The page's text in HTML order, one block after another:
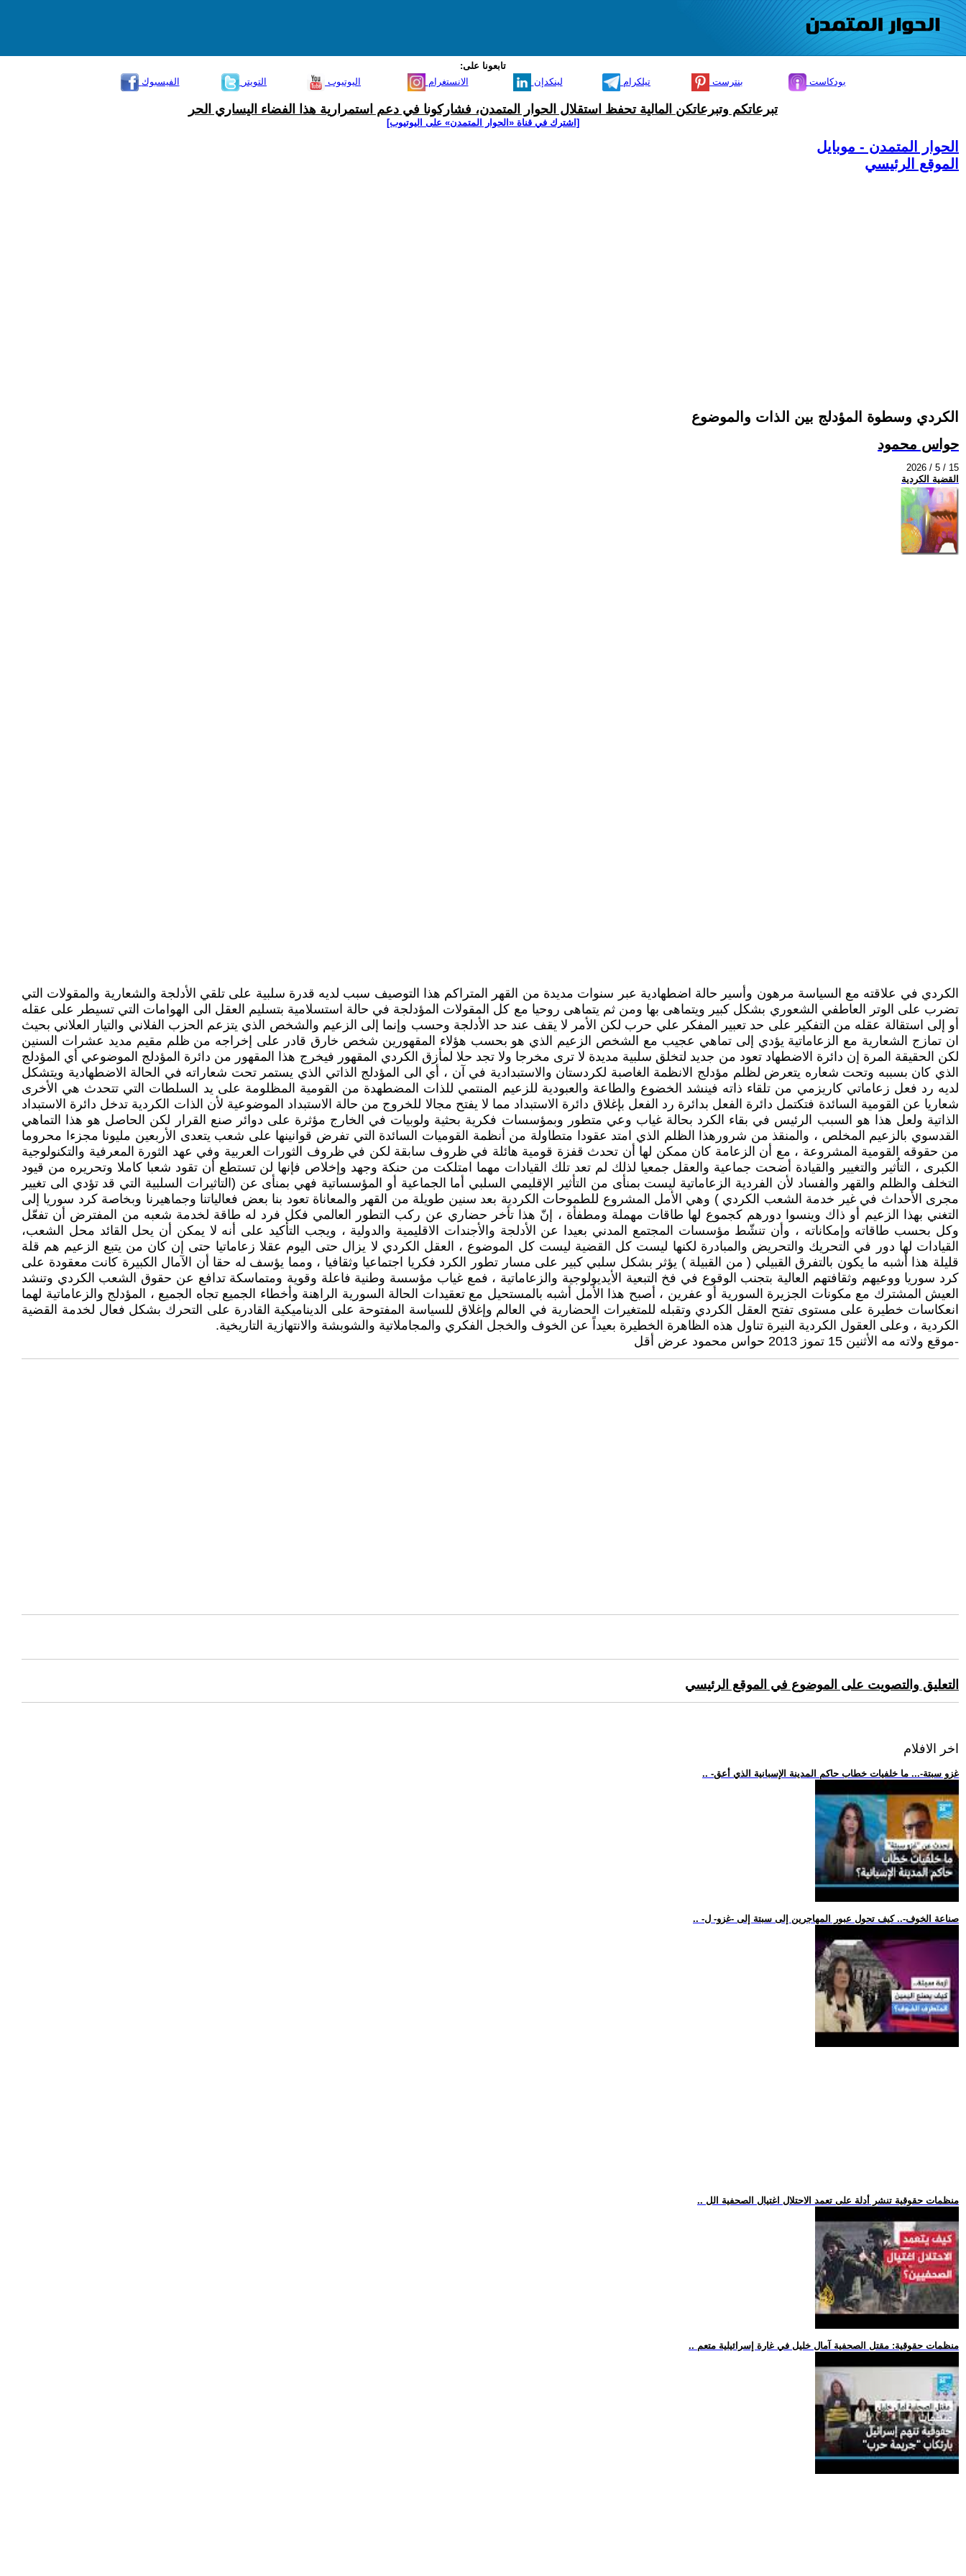
تابعونا على:
الفيسبوك
التويتر اليوتيوب الانستغرام لينكدإن تيلكرام بنترست بودكاست
تبرعاتكم وتبرعاتكن المالية تحفظ استقلال الحوار المتمدن، فشاركونا في دعم استمرارية هذا الفضاء اليساري الحر
[اشترك في قناة ‫«الحوار المتمدن» على اليوتيوب]
الحوار المتمدن - موبايل
الموقع الرئيسي
الكردي وسطوة المؤدلج بين الذات والموضوع
حواس محمود
2026 / 5 / 15
القضية الكردية
الكردي في علاقته مع السياسة مرهون وأسير حالة اضطهادية عبر سنوات مديدة من القهر المتراكم هذا التوصيف سبب لديه قدرة سلبية على تلقي الأدلجة والشعارية والمقولات التي
تضرب على الوتر العاطفي الشعوري بشكل كبير ويتماهى بها ومن ثم يتماهى روحيا مع كل المقولات المؤدلجة في حالة استسلامية بتسليم العقل الى الهوامات التي تسيطر على عقله
أو إلى استقالة عقله من التفكير على حد تعبير المفكر علي حرب لكن الأمر لا يقف عند حد الأدلجة وحسب وإنما إلى الزعيم والشخص الذي يتزعم الحزب الفلاني والتيار العلاني بحيث
ان تمازج الشعارية مع الزعاماتية يؤدي إلى تماهي عجيب مع الشخص الزعيم الذي هو بحسب هؤلاء المقهورين شخص خارق قادر على إخراجه من ظلم مقيم مديد عشرات السنين
لكن الحقيقة المرة إن دائرة الاضطهاد تعود من جديد لتخلق سلبية مديدة لا ترى مخرجا ولا تجد حلا لمأزق الكردي المقهور فيخرج هذا المقهور من دائرة المؤدلج الموضوعي أي المؤدلج
الذي كان بسببه وتحت شعاره يتعرض لظلم مؤدلج الانظمة الغاصبة لكردستان والاستبدادية في آن ، أي الى المؤدلج الذاتي الذي يستمر تحت شعاراته في الحالة الاضطهادية ويتشكل
لديه رد فعل زعاماتي كاريزمي من تلقاء ذاته فينشد الخضوع والطاعة والعبودية للزعيم المنتمي للذات المضطهدة من القومية المظلومة على يد السلطات التي تتحدث هي الأخرى
شعاريا عن القومية السائدة فتكتمل دائرة الفعل بدائرة رد الفعل بإغلاق دائرة الاستبداد مما لا يفتح مجالا للخروج من حالة الاستبداد الموضوعية لأن الذات الكردية تدخل دائرة الاستبداد
الذاتية ولعل هذا هو السبب الرئيس في بقاء الكرد بحالة غياب وعي متطور وبمؤسسات فكرية بحثية ولوبيات في الخارج مؤثرة على دوائر صنع القرار لكن الحاصل هو هذا التماهي
القدسوي بالزعيم المخلص ، والمنقذ من شرورهذا الظلم الذي امتد عقودا متطاولة من أنظمة القوميات السائدة التي تفرض قوانينها على شعب يتعدى الأربعين مليونا مجزءا محروما
من حقوقه القومية المشروعة ، مع أن الزعامة كان ممكن لها أن تحدث قفزة قومية هائلة في ظروف سابقة لكن في ظروف الثورات العربية وفي عهد الثورة المعرفية والتكنولوجية
الكبرى ، التاُثير والتغيير والقيادة أضحت جماعية والعقل جمعيا لذلك لم تعد تلك القيادات مهما امتلكت من حنكة وجهد وإخلاص فإنها لن تستطع أن تقود شعبا كاملا وتحريره من قيود
التخلف والظلم والقهر والفساد لأن الفردية الزعاماتية ليست بمنأى من التأثير الإقليمي السلبي أما الجماعية أو المؤسساتية فهي بمنأى عن (التاثيرات السلبية التي قد تؤدي الى تغيير
مجرى الأحداث في غير خدمة الشعب الكردي ) وهي الأمل المشروع للطموحات الكردية بعد سنين طويلة من القهر والمعاناة تعود بنا بعض فعالياتنا وجماهيرنا وبخاصة كرد سوريا إلى
التغني بهذا الزعيم أو ذاك وينسوا دورهم كجموع لها طاقات مهملة ومطفأة ، إنّ هذا تأخر حضاري عن ركب التطور العالمي فكل فرد له طاقة لخدمة شعبه من المفترض أن تفعّل
وكل بحسب طاقاته وإمكاناته ، وأن تنشّط مؤسسات المجتمع المدني بعيدا عن الأدلجة والأجندات الاقليمية والدولية ، ويجب التأكيد على أنه لا يمكن أن يحل القائد محل الشعب،
القيادات لها دور في التحريك والتحريض والمبادرة لكنها ليست كل القضية ليست كل الموضوع ، العقل الكردي لا يزال حتى اليوم عقلا زعاماتيا حتى إن كان من يتبع الزعيم هم قلة
قليلة هذا أشبه ما يكون بالتفرق القبيلي ( من القبيلة ) يؤثر بشكل سلبي كبير على مسار تطور الكرد فكريا اجتماعيا وثقافيا ، ومما يؤسف له حقا أن الآمال الكبيرة كانت معقودة على
كرد سوريا ووعيهم وثقافتهم العالية بتجنب الوقوع في فخ التبعية الأيديولوجية والزعاماتية ، فمع غياب مؤسسة وطنية فاعلة وقوية ومتماسكة تدافع عن حقوق الشعب الكردي وتنشد
العيش المشترك مع مكونات الجزيرة السورية أو عفرين ، أصبح هذا الأمل أشبه بالمستحيل مع تعقيدات الحالة السورية الراهنة وأخطاء الجميع تجاه الجميع ، المؤدلج والزعاماتية لهما
انعكاسات خطيرة على مستوى تفتح العقل الكردي وتقبله للمتغيرات الحضارية في العالم وإغلاق للسياسة المفتوحة على الديناميكية القادرة على التحرك بشكل فعال لخدمة القضية
الكردية ، وعلى العقول الكردية النيرة تناول هذه الظاهرة الخطيرة بعيداً عن الخوف والخجل الفكري والمجاملاتية والشوبشة والانتهازية التاريخية.
-موقع ولاته مه الأثنين 15 تموز 2013 حواس محمود عرض أقل
التعليق والتصويت على الموضوع في الموقع الرئيسي
اخر الافلام
.. -غزو سبتة-... ما خلفيات خطاب حاكم المدينة الإسبانية الذي أعق
.. -صناعة الخوف-.. كيف تحول عبور المهاجرين إلى سبتة إلى -غزو- ل
.. منظمات حقوقية تنشر أدلة على تعمد الاحتلال اغتيال الصحفية الل
.. منظمات حقوقية: مقتل الصحفية آمال خليل في غارة إسرائيلية متعم